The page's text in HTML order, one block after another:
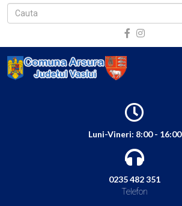
Luni-Vineri: 8:00 - 16:00
0235 482 351
Telefon